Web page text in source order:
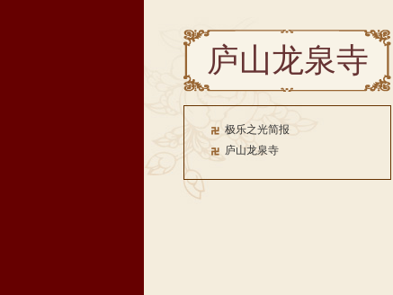
庐山龙泉寺
极乐之光简报
庐山龙泉寺